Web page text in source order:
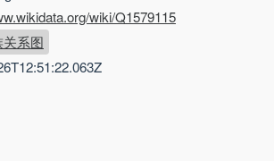
wiki/Q1579115
系图